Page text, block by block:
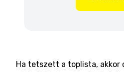
Ha tetszett a toplista, akkor